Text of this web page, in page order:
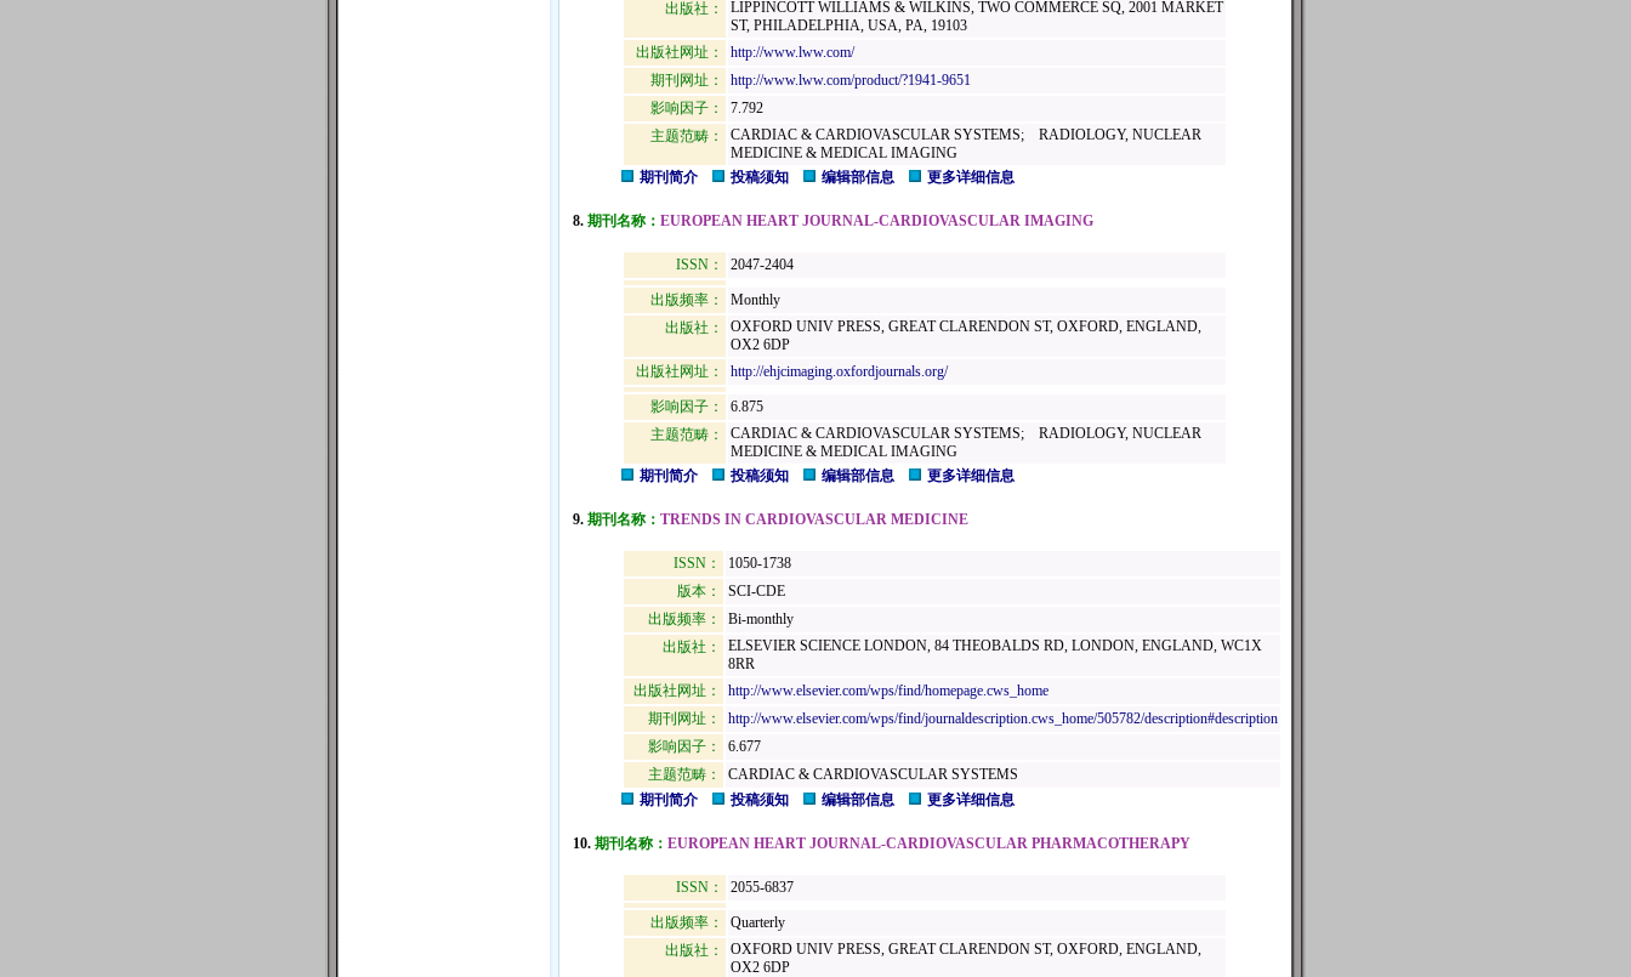
出版社：
LIPPINCOTT WILLIAMS & WILKINS, TWO COMMERCE SQ, 2001 MARKET
ST, PHILADELPHIA, USA, PA, 19103
出版社网址：
http://www.lww.com/
期刊网址：
http://www.lww.com/product/?1941-9651
影响因子：
7.792
主题范畴：
CARDIAC & CARDIOVASCULAR SYSTEMS; RADIOLOGY, NUCLEAR
MEDICINE & MEDICAL IMAGING
期刊简介
投稿须知 编辑部信息 更多详细信息
8. 期刊名称： EUROPEAN HEART JOURNAL-CARDIOVASCULAR IMAGING
ISSN： 2047-2404
出版频率：
Monthly
出版社：
OXFORD UNIV PRESS, GREAT CLARENDON ST, OXFORD, ENGLAND,
OX2 6DP
出版社网址：
http://ehjcimaging.oxfordjournals.org/
影响因子：
6.875
主题范畴：
CARDIAC & CARDIOVASCULAR SYSTEMS; RADIOLOGY, NUCLEAR
MEDICINE & MEDICAL IMAGING
期刊简介
投稿须知 编辑部信息 更多详细信息
9. 期刊名称： TRENDS IN CARDIOVASCULAR MEDICINE
ISSN：
1050-1738
版本：
SCI-CDE
出版频率：
Bi-monthly
出版社：
ELSEVIER SCIENCE LONDON, 84 THEOBALDS RD, LONDON, ENGLAND, WC1X
8RR
出版社网址：
http://www.elsevier.com/wps/find/homepage.cws_home
期刊网址：
http://www.elsevier.com/wps/find/journaldescription.cws_home/505782/description#description
影响因子：
6.677
主题范畴：
CARDIAC & CARDIOVASCULAR SYSTEMS
期刊简介
投稿须知 编辑部信息 更多详细信息
10. 期刊名称： EUROPEAN HEART JOURNAL-CARDIOVASCULAR PHARMACOTHERAPY
ISSN： 2055-6837
出版频率：
Quarterly
出版社：
OXFORD UNIV PRESS, GREAT CLARENDON ST, OXFORD, ENGLAND,
OX2 6DP